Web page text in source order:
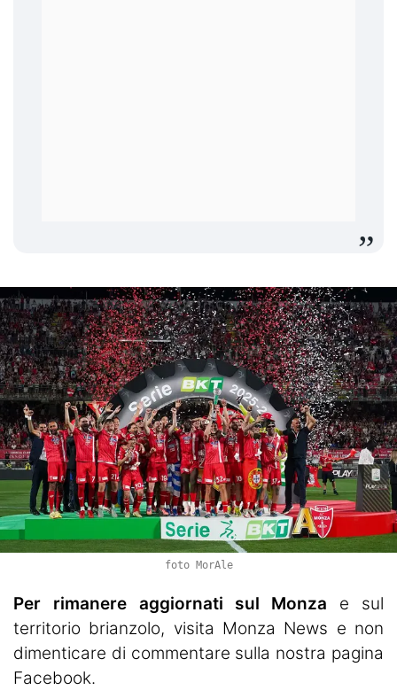
foto MorAle
Per rimanere aggiornati sul Monza e sul
territorio brianzolo, visita Monza News e non
dimenticare di commentare sulla nostra pagina
Facebook.